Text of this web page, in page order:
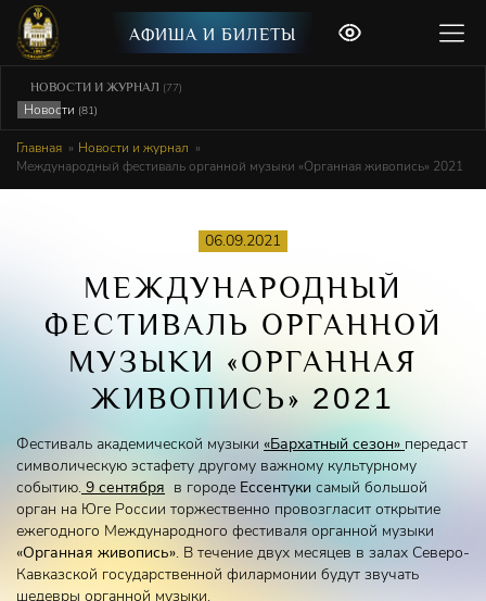
АФИША И БИЛЕТЫ
НОВОСТИ И ЖУРНАЛ (77)
Новости (81)
Главная
Новости и журнал
Международный фестиваль органной музыки «Органная живопись» 2021
06.09.2021
МЕЖДУНАРОДНЫЙ
ФЕСТИВАЛЬ ОРГАННОЙ
МУЗЫКИ «ОРГАННАЯ
ЖИВОПИСЬ» 2021
Фестиваль академической музыки «Бархатный сезон» передаст
символическую эстафету другому важному культурному
событию. 9 сентября в городе Ессентуки самый большой
орган на Юге России торжественно провозгласит открытие
ежегодного Международного фестиваля органной музыки
«Органная живопись». В течение двух месяцев в залах Северо-
Кавказской государственной филармонии будут звучать
шедевры органной музыки.